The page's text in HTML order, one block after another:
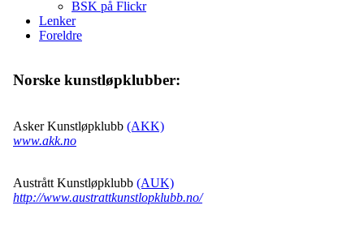
BSK på Flickr
Lenker
Foreldre
Norske kunstløpklubber:
Asker Kunstløpklubb (AKK)
www.akk.no
Austrått Kunstløpklubb (AUK)
http://www.austrattkunstlopklubb.no/